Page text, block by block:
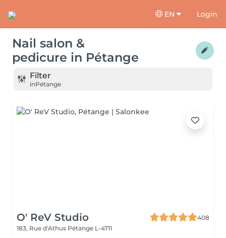
EN Login
Nail salon &
pedicure in Pétange
Filter
inPétange
O' ReV Studio
408
183, Rue d'Athus Pétange L-4711